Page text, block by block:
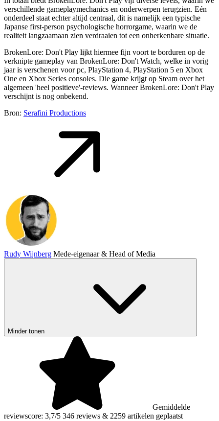
verschillende gameplaymechanics en onderwerpen terugzien. Eén
onderdeel staat echter altijd centraal, dit is namelijk een typische
Japanse first-person psychologische horrorgame, waarin we de
realiteit langzaamaan zien verdraaien tot een onherkenbare situatie.
BrokenLore: Don't Play lijkt hiermee fijn voort te borduren op de
verknipte gameplay van BrokenLore: Don't Watch, welke in vorig
jaar is verschenen voor pc, PlayStation 4, PlayStation 5 en Xbox
One en Xbox Series consoles. Die game krijgt op Steam over het
algemeen 'heel positieve'-reviews. Wanneer BrokenLore: Don't Play
verschijnt is nog onbekend.
Bron: Serafini Productions
Rudy Wijnberg Mede-eigenaar & Head of Media
Minder tonen
Gemiddelde
reviewscore: 3,7/5 346 reviews & 2259 artikelen geplaatst